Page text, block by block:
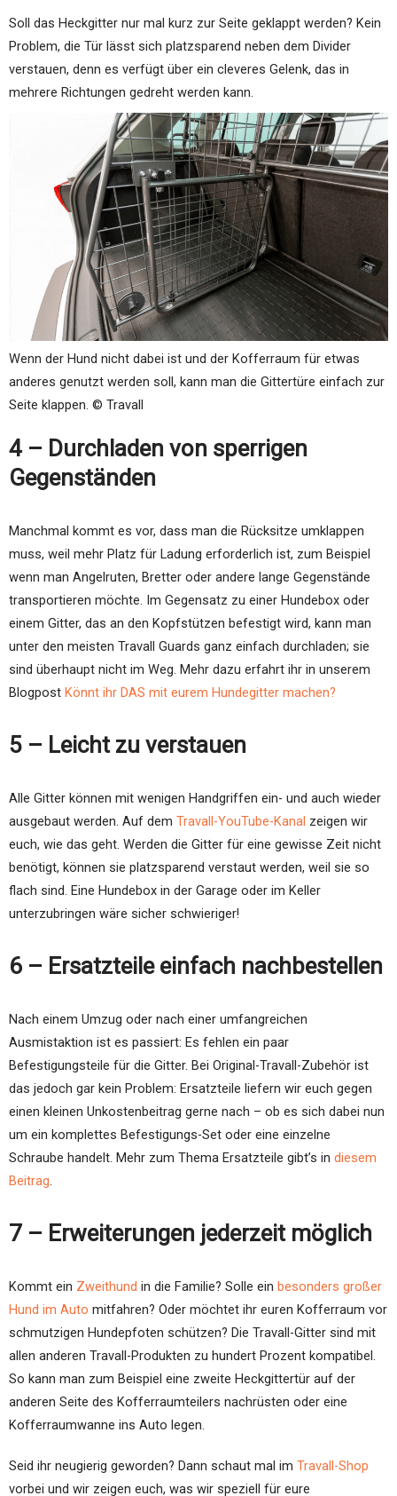
Soll das Heckgitter nur mal kurz zur Seite geklappt werden? Kein
Problem, die Tür lässt sich platzsparend neben dem Divider
verstauen, denn es verfügt über ein cleveres Gelenk, das in
mehrere Richtungen gedreht werden kann.
Wenn der Hund nicht dabei ist und der Kofferraum für etwas
anderes genutzt werden soll, kann man die Gittertüre einfach zur
Seite klappen. © Travall
4 – Durchladen von sperrigen
Gegenständen
Manchmal kommt es vor, dass man die Rücksitze umklappen
muss, weil mehr Platz für Ladung erforderlich ist, zum Beispiel
wenn man Angelruten, Bretter oder andere lange Gegenstände
transportieren möchte. Im Gegensatz zu einer Hundebox oder
einem Gitter, das an den Kopfstützen befestigt wird, kann man
unter den meisten Travall Guards ganz einfach durchladen; sie
sind überhaupt nicht im Weg. Mehr dazu erfahrt ihr in unserem
Blogpost Könnt ihr DAS mit eurem Hundegitter machen?
5 – Leicht zu verstauen
Alle Gitter können mit wenigen Handgriffen ein- und auch wieder
ausgebaut werden. Auf dem Travall-YouTube-Kanal zeigen wir
euch, wie das geht. Werden die Gitter für eine gewisse Zeit nicht
benötigt, können sie platzsparend verstaut werden, weil sie so
flach sind. Eine Hundebox in der Garage oder im Keller
unterzubringen wäre sicher schwieriger!
6 – Ersatzteile einfach nachbestellen
Nach einem Umzug oder nach einer umfangreichen
Ausmistaktion ist es passiert: Es fehlen ein paar
Befestigungsteile für die Gitter. Bei Original-Travall-Zubehör ist
das jedoch gar kein Problem: Ersatzteile liefern wir euch gegen
einen kleinen Unkostenbeitrag gerne nach – ob es sich dabei nun
um ein komplettes Befestigungs-Set oder eine einzelne
Schraube handelt. Mehr zum Thema Ersatzteile gibt’s in diesem
Beitrag.
7 – Erweiterungen jederzeit möglich
Kommt ein Zweithund in die Familie? Solle ein besonders großer
Hund im Auto mitfahren? Oder möchtet ihr euren Kofferraum vor
schmutzigen Hundepfoten schützen? Die Travall-Gitter sind mit
allen anderen Travall-Produkten zu hundert Prozent kompatibel.
So kann man zum Beispiel eine zweite Heckgittertür auf der
anderen Seite des Kofferraumteilers nachrüsten oder eine
Kofferraumwanne ins Auto legen.
Seid ihr neugierig geworden? Dann schaut mal im Travall-Shop
vorbei und wir zeigen euch, was wir speziell für eure